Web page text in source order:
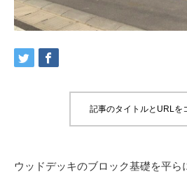
記事のタイトルとURLを
ウッドデッキのブロック基礎を平